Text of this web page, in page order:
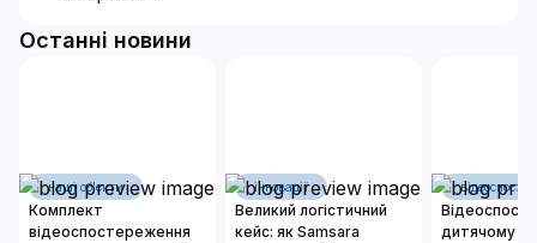
Останні новини
наші об'єкти
Комплект
відеоспостереження
інновації
Великий логістичний
кейс: як Samsara
дитячому